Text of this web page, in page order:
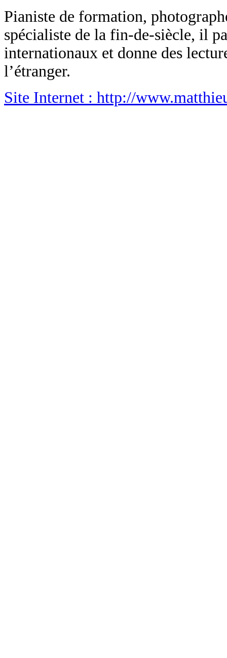
Pianiste de formation,
spécialiste de la fin-de-siècle, il
internationaux et donne des
l’étranger.
Site Internet : http://